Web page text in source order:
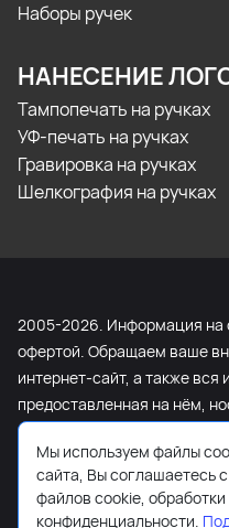
Наборы ручек
НАНЕСЕНИЕ
Тампопечать на ручках
УФ-печать на ручках
Гравировка на ручках
Шелкография на ручках
2005-2026. Информация на
офертой. Обращаем ваше
интернет-сайт, а также
предоставленная на нём,
информационный характер и
является публичной
Статьи 437 Гражданского
Для получения подробной
Мы используем файлы
сайта, Вы соглашаетесь
файлов cookie,
конфиденциальности.